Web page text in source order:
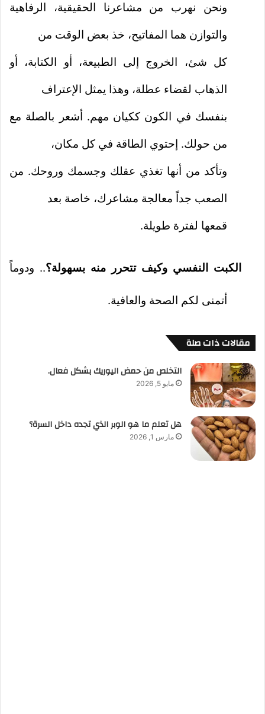
ونحن نهرب من مشاعرنا الحقيقية، الرفاهية
والتوازن هما المفاتيح، خذ بعض الوقت من
كل شئ، الخروج إلى الطبيعة، أو الكتابة، أو
الذهاب لقضاء عطلة، وهذا يمثل الإعتراف
بنفسك في الكون ككيان مهم. أشعر بالصلة مع
من حولك. إحتوي الطاقة في كل مكان،
وتأكد من أنها تغذي عقلك وجسمك وروحك. من
الصعب جداً معالجة مشاعرك، خاصة بعد
قمعها لفترة طويلة.
الكبت النفسي وكيف تتحرر منه بسهولة؟.. ودوماً
أتمنى لكم الصحة والعافية.
مقالات ذات صلة
التخلص من حمض اليوريك بشكل فعال.
مايو 5, 2026
هل تعلم ما هو الوبر الذي تجده داخل السرة؟
مارس 1, 2026